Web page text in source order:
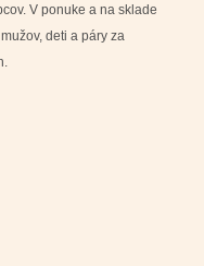
V ponuke a na sklade
deti a páry za